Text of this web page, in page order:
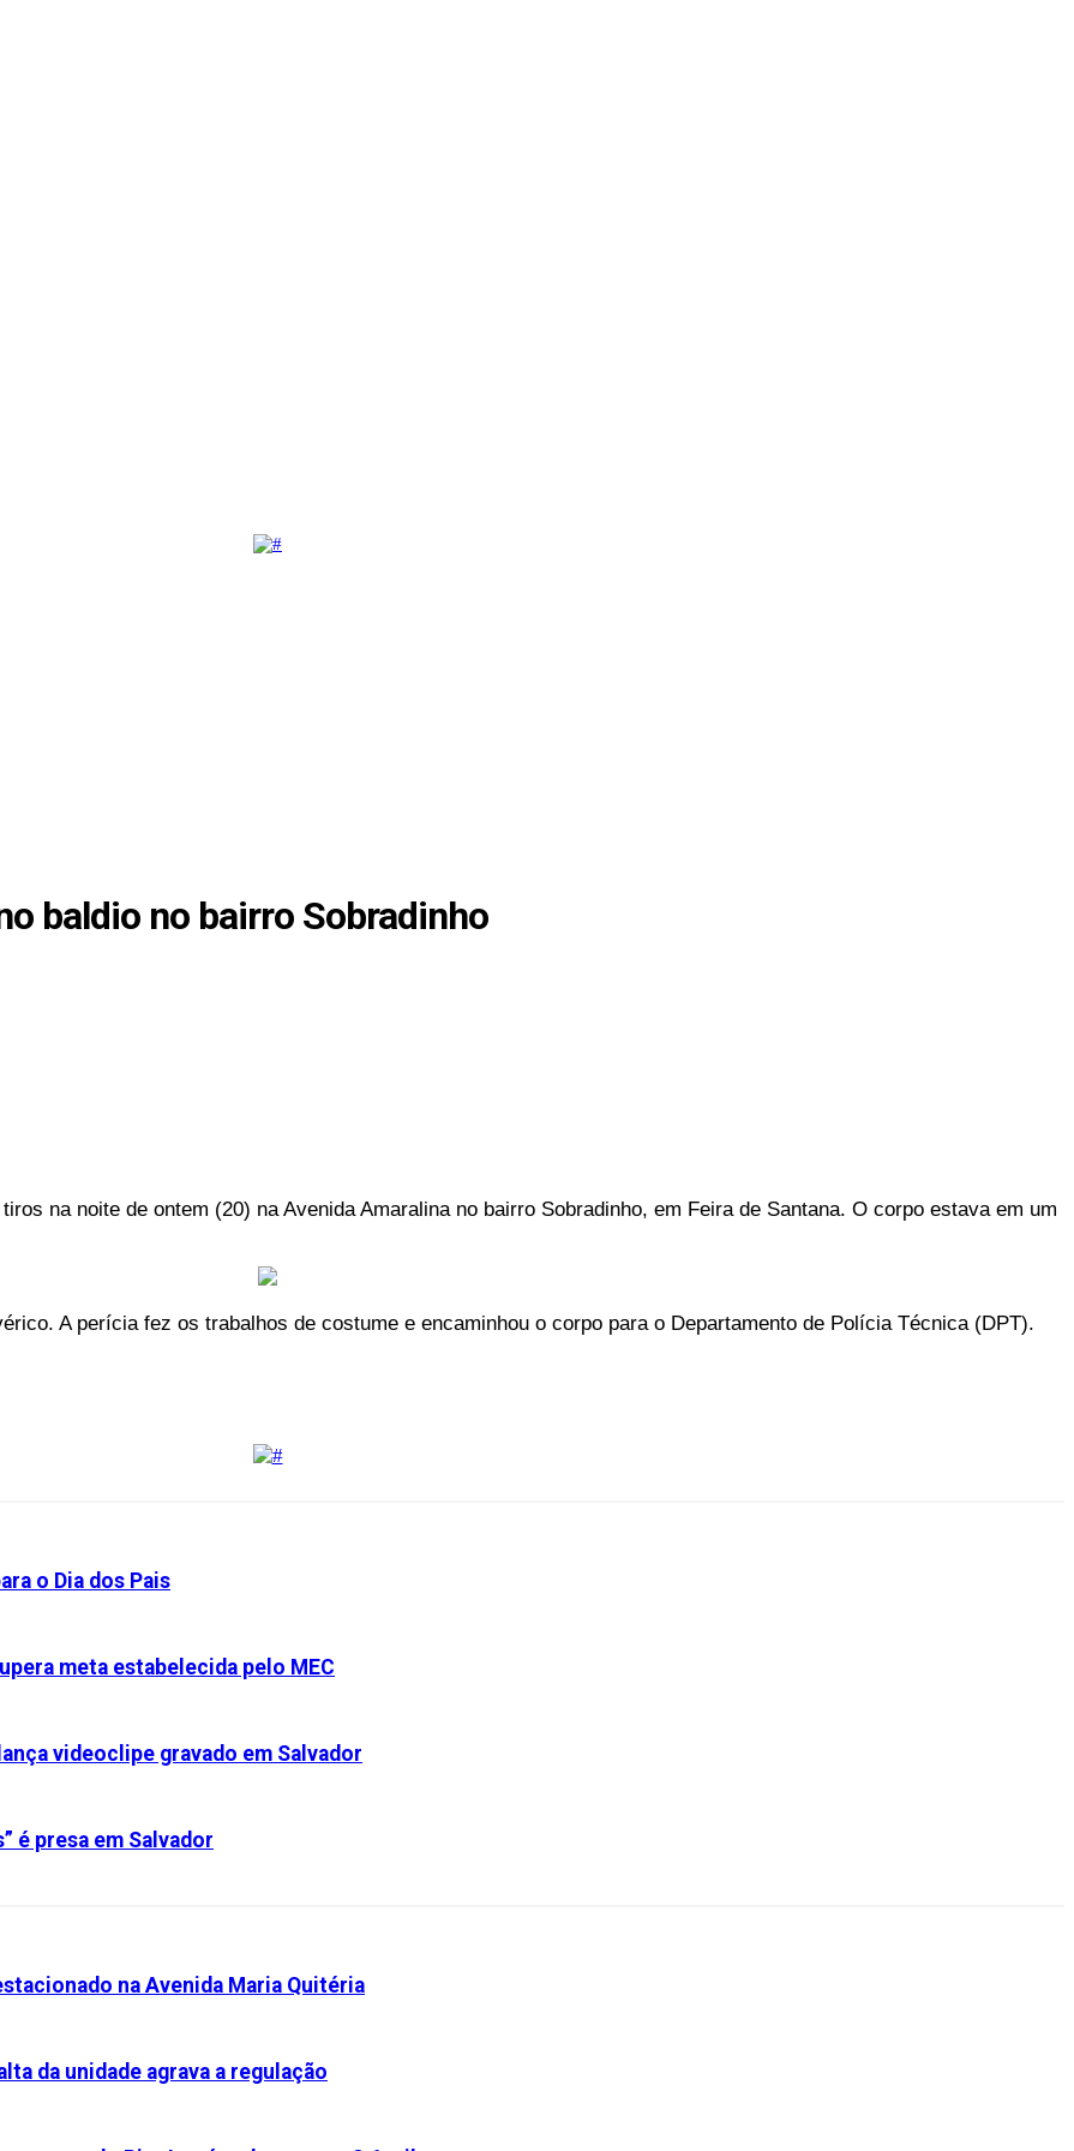
baldio no bairro Sobradinho
na noite de ontem (20) na Avenida Amaralina no bairro Sobradinho, em Feira de Santana. O corpo estava em um
A perícia fez os trabalhos de costume e encaminhou o corpo para o Departamento de Polícia Técnica (DPT).
o Dia dos Pais
meta estabelecida pelo MEC
videoclipe gravado em Salvador
é presa em Salvador
na Avenida Maria Quitéria
da unidade agrava a regulação